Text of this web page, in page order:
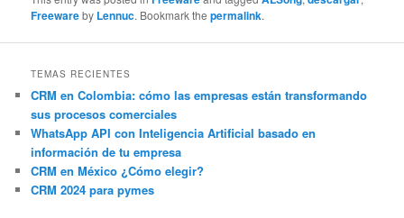
Freewareby Lennuc. Bookmark thepermalink.
TEMAS RECIENTES
CRM en Colombia: cómo las empresas están transformando
sus procesos comerciales
WhatsApp API con Inteligencia Artificial basado en
información de tu empresa
CRM en México ¿Cómo elegir?
CRM 2024 para pymes